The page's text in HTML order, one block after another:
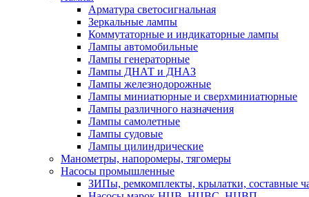
Арматура светосигнальная
Зеркальные лампы
Коммутаторные и индикаторные лампы
Лампы автомобильные
Лампы генераторные
Лампы ДНАТ и ДНАЗ
Лампы железнодорожные
Лампы миниатюрные и сверхминиатюрные
Лампы различного назначения
Лампы самолетные
Лампы судовые
Лампы цилиндрические
Манометры, напоромеры, тягомеры
Насосы промышленные
ЗИПы, ремкомплекты, крылатки, составные